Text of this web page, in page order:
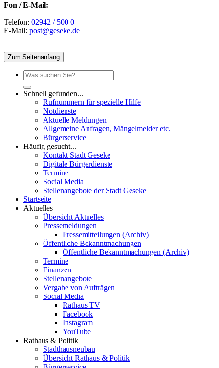
Fon / E-Mail:
Telefon: 02942 / 500 0
E-Mail: post@geseke.de
Zum Seitenanfang
Schnell gefunden...
Rufnummern für spezielle Hilfe
Notdienste
Aktuelle Meldungen
Allgemeine Anfragen, Mängelmelder etc.
Bürgerservice
Häufig gesucht...
Kontakt Stadt Geseke
Digitale Bürgerdienste
Termine
Social Media
Stellenangebote der Stadt Geseke
Startseite
Aktuelles
Übersicht Aktuelles
Pressemeldungen
Pressemitteilungen (Archiv)
Öffentliche Bekanntmachungen
Öffentliche Bekanntmachungen (Archiv)
Termine
Finanzen
Stellenangebote
Vergabe von Aufträgen
Social Media
Rathaus TV
Facebook
Instagram
YouTube
Rathaus & Politik
Stadthausneubau
Übersicht Rathaus & Politik